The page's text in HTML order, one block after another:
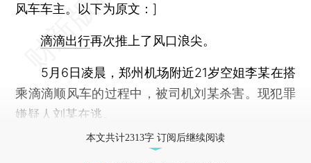
风车车主。以下为原文：]
滴滴出行再次推上了风口浪尖。
5月6日凌晨，郑州机场附近21岁空姐李某在搭
乘滴滴顺风车的过程中，被司机刘某杀害。现犯罪
嫌疑人刘某在逃。
本文共计2313字 订阅后继续阅读